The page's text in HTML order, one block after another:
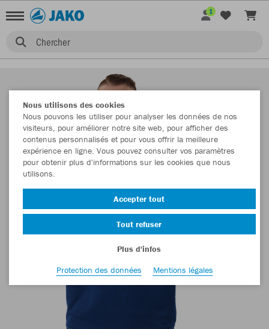
Chercher
1
Nous utilisons des cookies
Nous pouvons les utiliser pour analyser les données de nos
visiteurs, pour améliorer notre site web, pour afficher des
contenus personnalisés et pour vous offrir la meilleure
expérience en ligne. Vous pouvez consulter vos paramètres
pour obtenir plus d'informations sur les cookies que nous
utilisons.
Accepter tout
Tout refuser
Plus d'infos
Protection des données
Mentions légales